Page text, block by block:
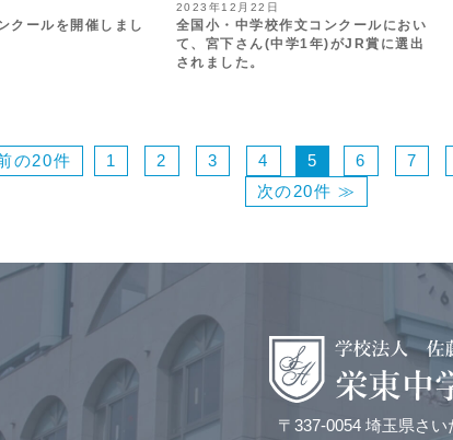
クールを開催しまし
2023年12月22日
全国小・中学校作文コンクールにおい
て、宮下さん(中学1年)がJR賞に選出
されました。
の20件 1 2 3 4 5 6 7
次の20件 ≫
〒337-0054 埼玉県さ